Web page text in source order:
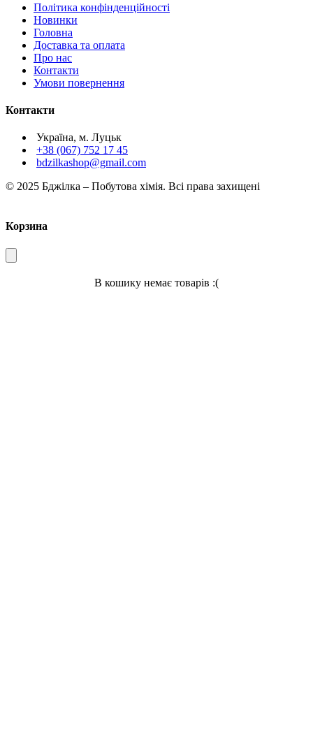
Політика конфінденційності
Новинки
Головна
Доставка та оплата
Про нас
Контакти
Умови повернення
Контакти
Україна, м. Луцьк
+38 (067) 752 17 45
bdzilkashop@gmail.com
© 2025 Бджілка – Побутова хімія. Всі права захищені
Корзина
В кошику немає товарів :(